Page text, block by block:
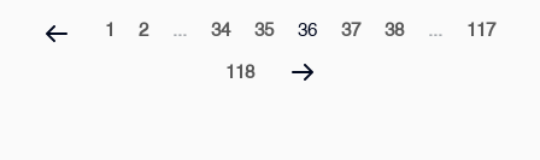
1 2 ... 34 35 36 37 38 ... 117
118